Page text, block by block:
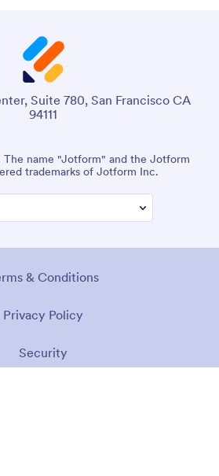
Suite 780, San Francisco CA
94111
name "Jotform" and the Jotform
trademarks of Jotform Inc.
& Conditions
Privacy Policy
Security